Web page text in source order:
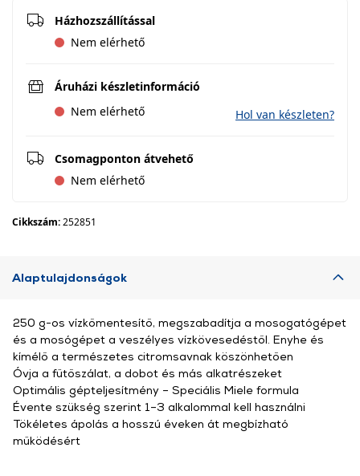
Házhozszállítással
Nem elérhető
Áruházi készletinformáció
Nem elérhető
Hol van készleten?
Csomagponton átvehető
Nem elérhető
Cikkszám:252851
Alaptulajdonságok
250 g-os vízkőmentesítő, megszabadítja a mosogatógépet
és a mosógépet a veszélyes vízkövesedéstől. Enyhe és
kímélő a természetes citromsavnak köszönhetően
Óvja a fűtőszálat, a dobot és más alkatrészeket
Optimális gépteljesítmény – Speciális Miele formula
Évente szükség szerint 1–3 alkalommal kell használni
Tökéletes ápolás a hosszú éveken át megbízható
működésért